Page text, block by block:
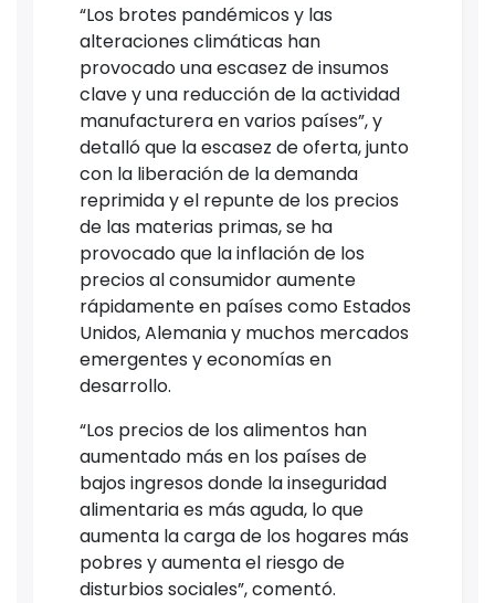
“Los brotes pandémicos y las
alteraciones climáticas han
provocado una escasez de insumos
clave y una reducción de la actividad
manufacturera en varios países”, y
detalló que la escasez de oferta, junto
con la liberación de la demanda
reprimida y el repunte de los precios
de las materias primas, se ha
provocado que la inflación de los
precios al consumidor aumente
rápidamente en países como Estados
Unidos, Alemania y muchos mercados
emergentes y economías en
desarrollo.
“Los precios de los alimentos han
aumentado más en los países de
bajos ingresos donde la inseguridad
alimentaria es más aguda, lo que
aumenta la carga de los hogares más
pobres y aumenta el riesgo de
disturbios sociales”, comentó.